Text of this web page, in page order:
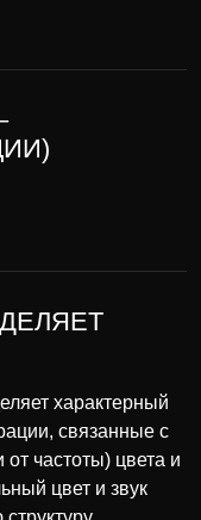
характерный
связанные с
частоты) цвета и
цвет и звук